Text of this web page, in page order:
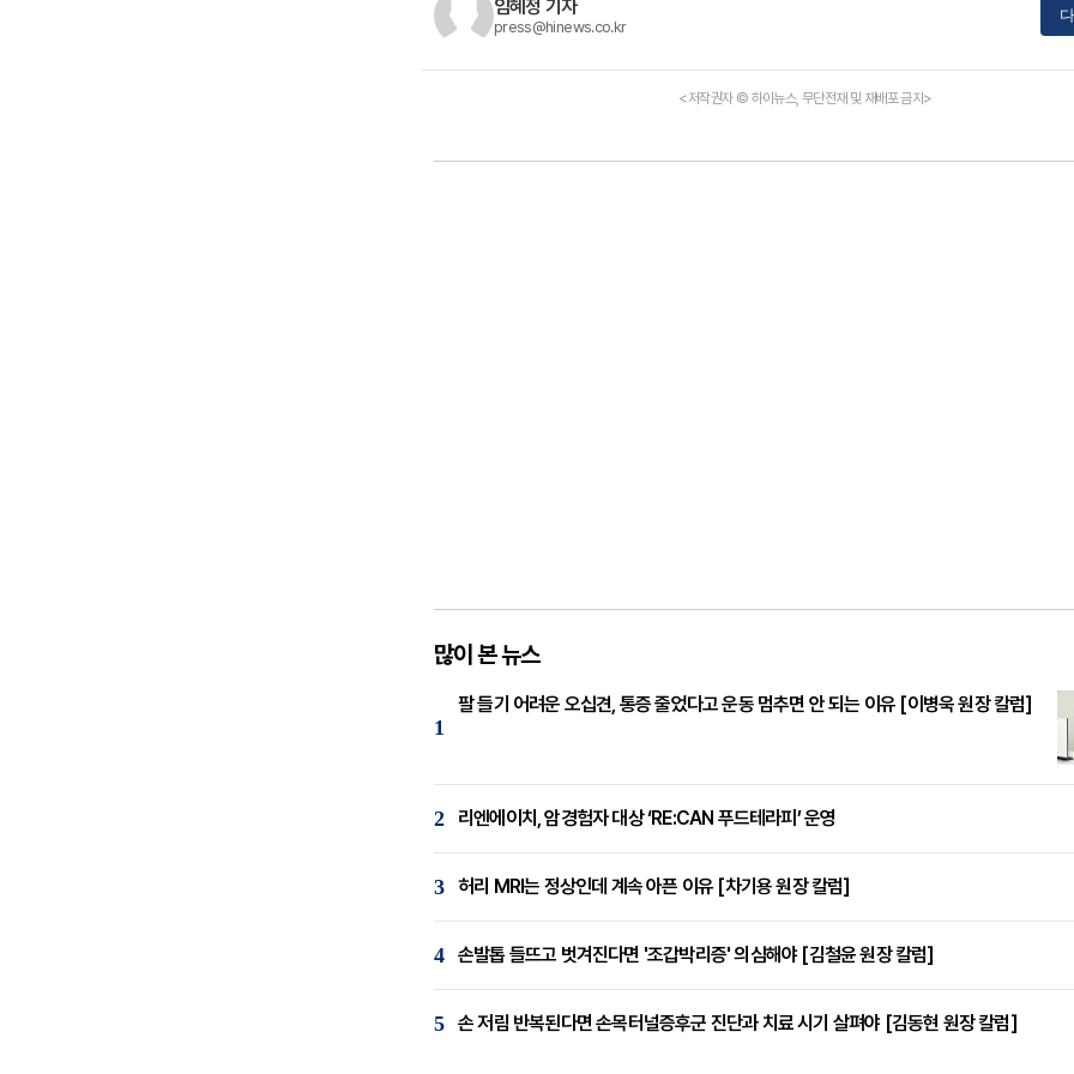
임혜정 기자
press@hinews.co.kr
<저작권자 © 하이뉴스, 무단전재 및 재배포 금지>
많이 본 뉴스
1
팔 들기 어려운 오십견, 통증 줄었다고 운동 멈추면 안 되는 이유 [이병욱 원장 칼럼]
2 리엔에이치, 암경험자 대상 ‘RE:CAN 푸드테라피’ 운영
3 허리 MRI는 정상인데 계속 아픈 이유 [차기용 원장 칼럼]
4 손발톱 들뜨고 벗겨진다면 '조갑박리증' 의심해야 [김철윤 원장 칼럼]
5 손 저림 반복된다면 손목터널증후군 진단과 치료 시기 살펴야 [김동현 원장 칼럼]